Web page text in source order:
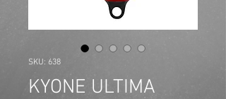
SKU: 638
KYONE ULTIMA